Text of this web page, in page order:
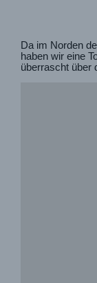
Da im Norden
haben wir eine
überrascht über